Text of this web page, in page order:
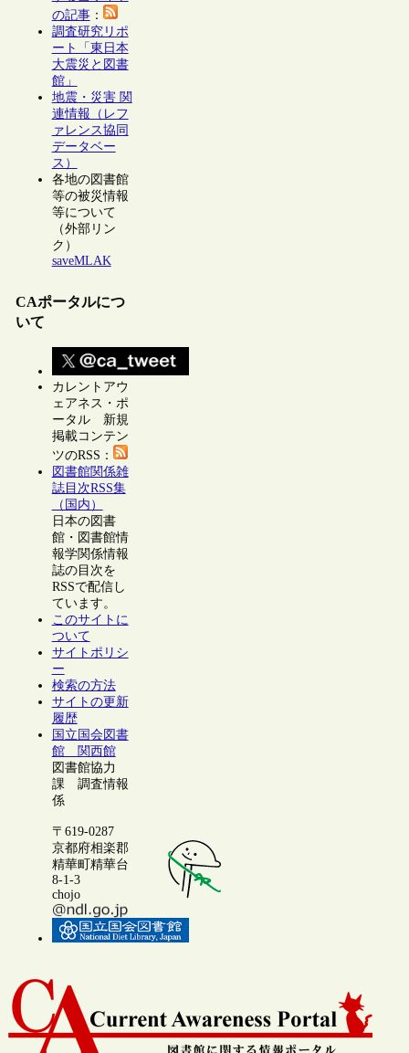
の記事：
調査研究リポ
ート「東日本
大震災と図書
館」
地震・災害 関
連情報（レフ
ァレンス協同
データベー
ス）
各地の図書館
等の被災情報
等について
（外部リン
ク）
saveMLAK
CAポータルにつ
いて
カレントアウ
ェアネス・ポ
ータル 新規
掲載コンテン
ツのRSS：
図書館関係雑
誌目次RSS集
（国内）
日本の図書
館・図書館情
報学関係情報
誌の目次を
RSSで配信し
ています。
このサイトに
ついて
サイトポリシ
ー
検索の方法
サイトの更新
履歴
国立国会図書
館 関西館
図書館協力
課 調査情報
係
〒619-0287
京都府相楽郡
精華町精華台
8-1-3
chojo